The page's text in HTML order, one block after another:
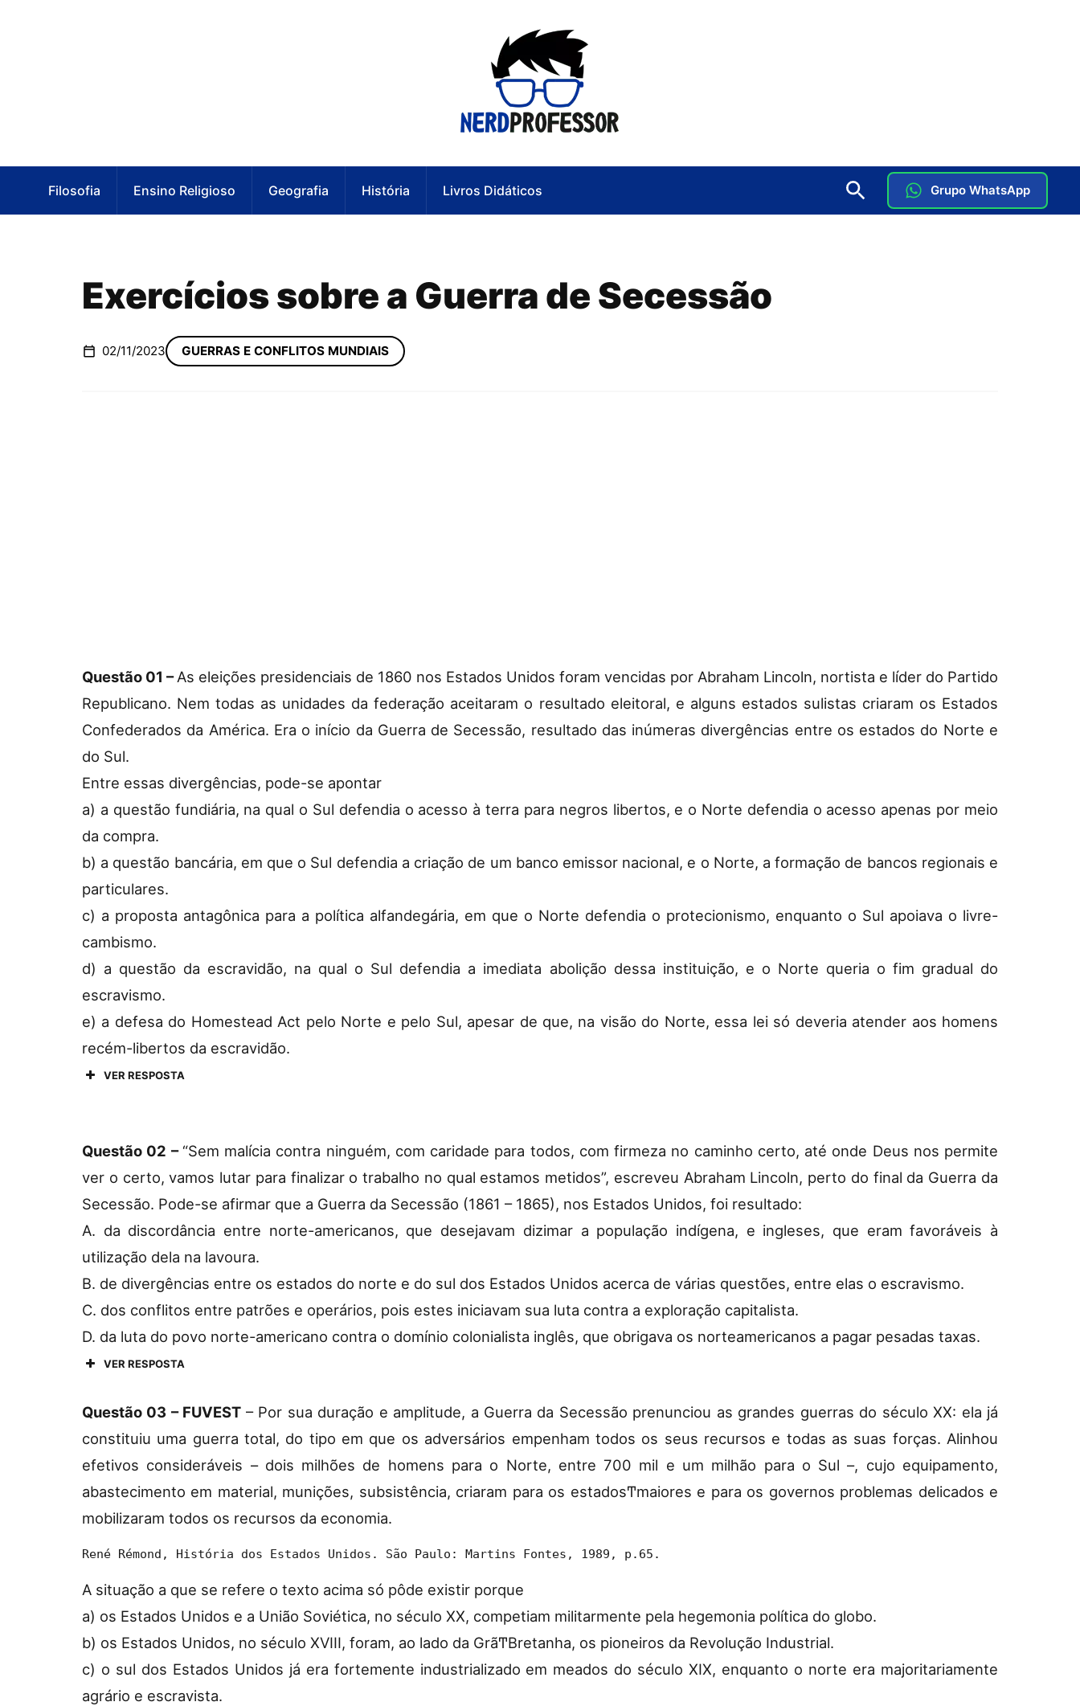
Filosofia Ensino Religioso Geografia História Livros Didáticos Grupo WhatsApp
Exercícios sobre a Guerra de Secessão
02/11/2023 GUERRAS E CONFLITOS MUNDIAIS
Questão 01 –As eleições presidenciais de 1860 nos Estados Unidos foram vencidas por Abraham Lincoln, nortista e líder do Partido
Republicano. Nem todas as unidades da federação aceitaram o resultado eleitoral, e alguns estados sulistas criaram os Estados
Confederados da América. Era o início da Guerra de Secessão, resultado das inúmeras divergências entre os estados do Norte e
do Sul.
Entre essas divergências, pode-se apontar
a) a questão fundiária, na qual o Sul defendia o acesso à terra para negros libertos, e o Norte defendia o acesso apenas por meio
da compra.
b) a questão bancária, em que o Sul defendia a criação de um banco emissor nacional, e o Norte, a formação de bancos regionais e
particulares.
c) a proposta antagônica para a política alfandegária, em que o Norte defendia o protecionismo, enquanto o Sul apoiava o livre-
cambismo.
d) a questão da escravidão, na qual o Sul defendia a imediata abolição dessa instituição, e o Norte queria o fim gradual do
escravismo.
e) a defesa do Homestead Act pelo Norte e pelo Sul, apesar de que, na visão do Norte, essa lei só deveria atender aos homens
recém-libertos da escravidão.
VER RESPOSTA
Questão 02 – “Sem malícia contra ninguém, com caridade para todos, com firmeza no caminho certo, até onde Deus nos permite
ver o certo, vamos lutar para finalizar o trabalho no qual estamos metidos”, escreveu Abraham Lincoln, perto do final da Guerra da
Secessão. Pode-se afirmar que a Guerra da Secessão (1861 – 1865), nos Estados Unidos, foi resultado:
A. da discordância entre norte-americanos, que desejavam dizimar a população indígena, e ingleses, que eram favoráveis à
utilização dela na lavoura.
B. de divergências entre os estados do norte e do sul dos Estados Unidos acerca de várias questões, entre elas o escravismo.
C. dos conflitos entre patrões e operários, pois estes iniciavam sua luta contra a exploração capitalista.
D. da luta do povo norte-americano contra o domínio colonialista inglês, que obrigava os norteamericanos a pagar pesadas taxas.
VER RESPOSTA
Questão 03 – FUVEST – Por sua duração e amplitude, a Guerra da Secessão prenunciou as grandes guerras do século XX: ela já
constituiu uma guerra total, do tipo em que os adversários empenham todos os seus recursos e todas as suas forças. Alinhou
efetivos consideráveis – dois milhões de homens para o Norte, entre 700 mil e um milhão para o Sul –, cujo equipamento,
abastecimento em material, munições, subsistência, criaram para os estadosͲmaiores e para os governos problemas delicados e
mobilizaram todos os recursos da economia.
René Rémond, História dos Estados Unidos. São Paulo: Martins Fontes, 1989, p.65.
A situação a que se refere o texto acima só pôde existir porque
a) os Estados Unidos e a União Soviética, no século XX, competiam militarmente pela hegemonia política do globo.
b) os Estados Unidos, no século XVIII, foram, ao lado da GrãͲBretanha, os pioneiros da Revolução Industrial.
c) o sul dos Estados Unidos já era fortemente industrializado em meados do século XIX, enquanto o norte era majoritariamente
agrário e escravista.